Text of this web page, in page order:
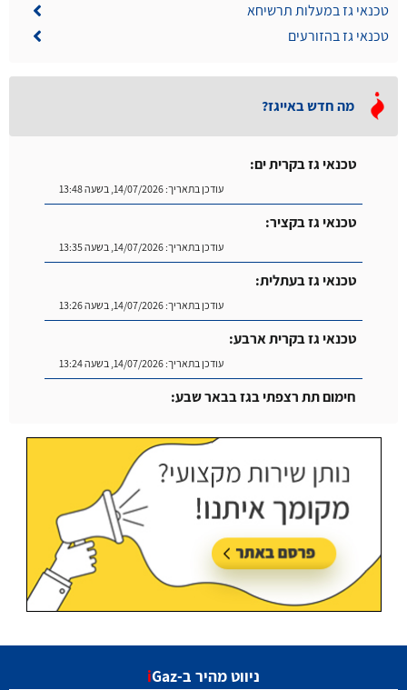
טכנאי גז במעלות תרשיחא
טכנאי גז בהזורעים
מה חדש באייגז?
טכנאי גז בקרית ים:
עודכן בתאריך:14/07/2026, בשעה 13:48
טכנאי גז בקציר:
עודכן בתאריך:14/07/2026, בשעה 13:35
טכנאי גז בעתלית:
עודכן בתאריך:14/07/2026, בשעה 13:26
טכנאי גז בקרית ארבע:
עודכן בתאריך:14/07/2026, בשעה 13:24
חימום תת רצפתי בגז בבאר שבע:
ניווט מהיר ב- iGaz